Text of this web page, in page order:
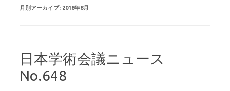
月別アーカイブ: 2018年8月
日本学術会議ニュース
No.648